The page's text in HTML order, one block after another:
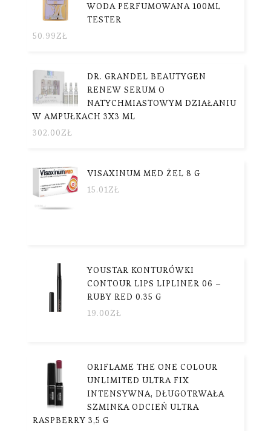
WODA PERFUMOWANA 100ML
TESTER
50.99ZŁ
DR. GRANDEL BEAUTYGEN
RENEW SERUM O
NATYCHMIASTOWYM DZIAŁANIU
W AMPUŁKACH 3X3 ML
302.00ZŁ
VISAXINUM MED ŻEL 8 G
15.01ZŁ
YOUSTAR KONTURÓWKI
CONTOUR LIPS LIPLINER 06 –
RUBY RED 0.35 G
19.00ZŁ
ORIFLAME THE ONE COLOUR
UNLIMITED ULTRA FIX
INTENSYWNA, DŁUGOTRWAŁA
SZMINKA ODCIEŃ ULTRA
RASPBERRY 3,5 G